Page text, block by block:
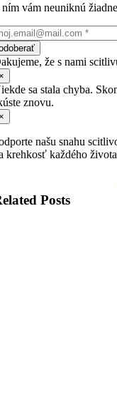
ním vám neuniknú
že s nami
sa stala chyba.
znovu.
našu snahu
krehkosť každého
Posts